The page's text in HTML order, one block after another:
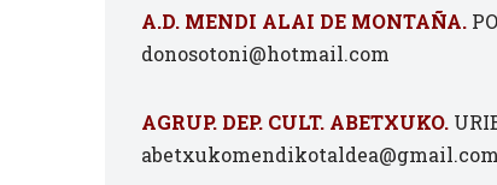
A.D. MENDI ALAI DE MONTAÑA.
donosotoni@hotmail.com
AGRUP. DEP. CULT. ABETXUKO.
abetxukomendikotaldea@gmail.com